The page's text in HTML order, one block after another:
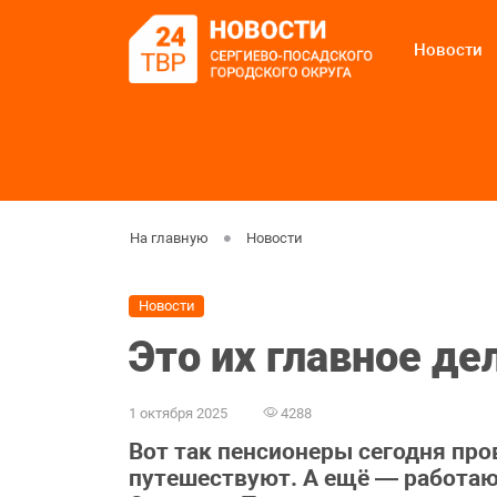
Новости
На главную Новости
Новости
Это их главное
1 октября 2025 4288
Вот так пенсионеры сегодня
путешествуют. А ещё —